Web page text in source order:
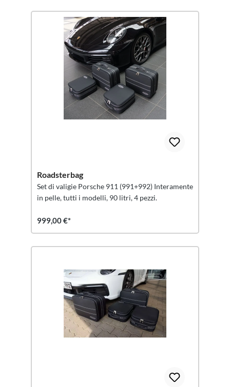
Roadsterbag
Set di valigie Porsche 911 (991+992) Interamente
in pelle, tutti i modelli, 90 litri, 4 pezzi.
999,00 €*